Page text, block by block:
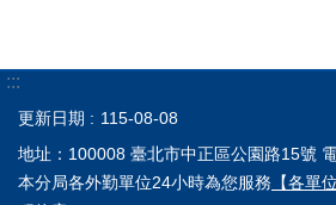
:::
更新日期
115-08-08
地址：100008 臺北市中正區公園路15號
本分局各外勤單位24小時為您服務 【各單